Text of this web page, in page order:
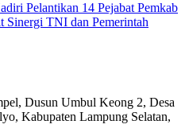
Pelantikan 14 Pejabat Pemkab
Sinergi TNI dan Pemerintah
Dusun Umbul Keong 2, Desa
Kabupaten Lampung Selatan,